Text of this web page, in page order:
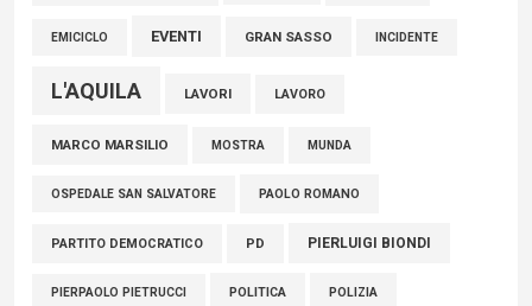
EMICICLO EVENTI GRAN SASSO INCIDENTE
L'AQUILA LAVORI LAVORO
MARCO MARSILIO MOSTRA MUNDA
OSPEDALE SAN SALVATORE PAOLO ROMANO
PARTITO DEMOCRATICO PD PIERLUIGI BIONDI
PIERPAOLO PIETRUCCI POLITICA POLIZIA